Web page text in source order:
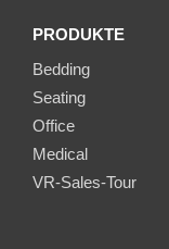
PRODUKTE
Bedding
Seating
Office
Medical
VR-Sales-Tour